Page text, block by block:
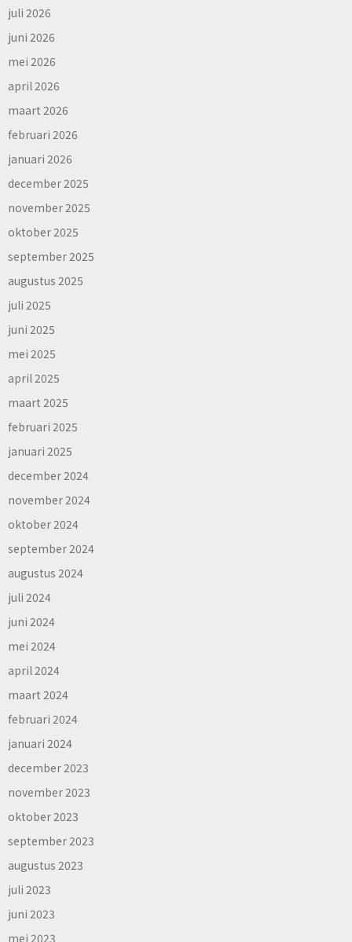
juli 2026
juni 2026
mei 2026
april 2026
maart 2026
februari 2026
januari 2026
december 2025
november 2025
oktober 2025
september 2025
augustus 2025
juli 2025
juni 2025
mei 2025
april 2025
maart 2025
februari 2025
januari 2025
december 2024
november 2024
oktober 2024
september 2024
augustus 2024
juli 2024
juni 2024
mei 2024
april 2024
maart 2024
februari 2024
januari 2024
december 2023
november 2023
oktober 2023
september 2023
augustus 2023
juli 2023
juni 2023
mei 2023